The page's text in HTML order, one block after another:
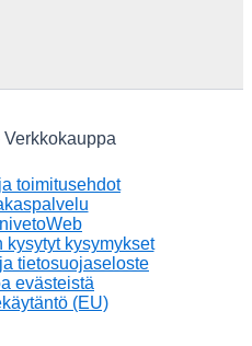
toimitusehdot
kysytyt kysymykset
tietosuojaseloste
evästeistä
(EU)